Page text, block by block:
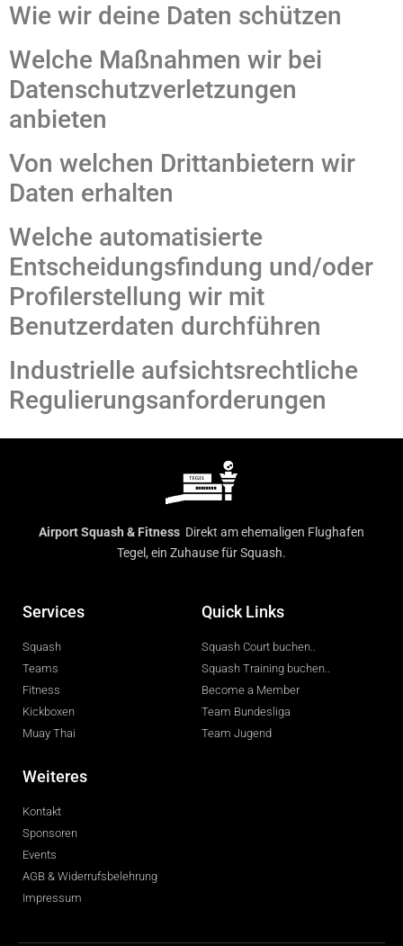
Wie wir deine Daten schützen
Welche Maßnahmen wir bei
Datenschutzverletzungen
anbieten
Von welchen Drittanbietern wir
Daten erhalten
Welche automatisierte
Entscheidungsfindung und/oder
Profilerstellung wir mit
Benutzerdaten durchführen
Industrielle aufsichtsrechtliche
Regulierungsanforderungen
Airport Squash & Fitness Direkt am ehemaligen Flughafen
Tegel, ein Zuhause für Squash.
Services
Squash
Teams
Fitness
Kickboxen
Muay Thai
Quick Links
Squash Court buchen..
Squash Training buchen..
Become a Member
Team Bundesliga
Team Jugend
Weiteres
Kontakt
Sponsoren
Events
AGB & Widerrufsbelehrung
Impressum